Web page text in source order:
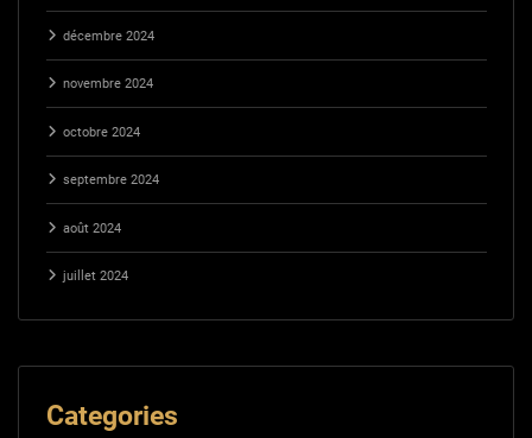
décembre 2024
novembre 2024
octobre 2024
septembre 2024
août 2024
juillet 2024
Categories